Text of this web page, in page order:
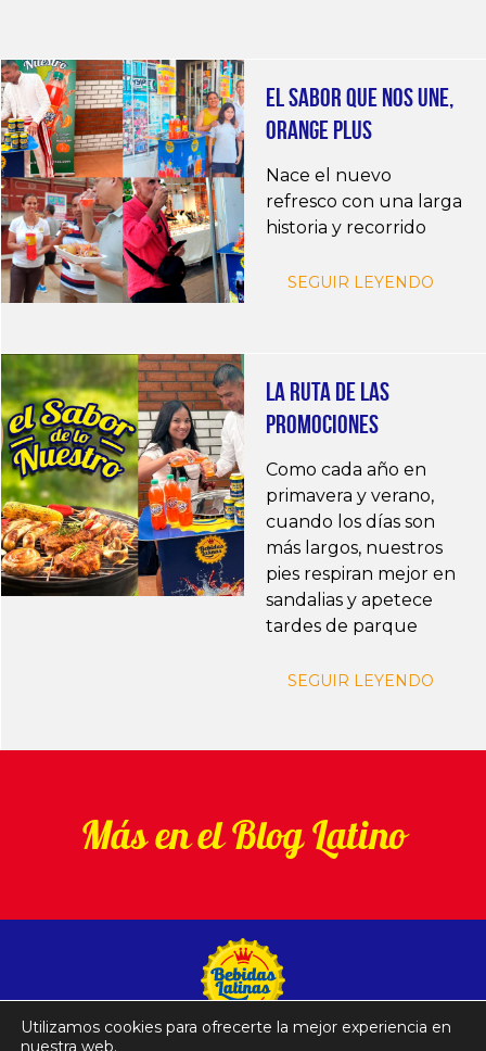
EL SABOR QUE NOS UNE,
ORANGE PLUS
Nace el nuevo
refresco con una larga
historia y recorrido
SEGUIR LEYENDO
LA RUTA DE LAS
PROMOCIONES
Como cada año en
primavera y verano,
cuando los días son
más largos, nuestros
pies respiran mejor en
sandalias y apetece
tardes de parque
SEGUIR LEYENDO
Más en el Blog Latino
Utilizamos cookies para ofrecerte la mejor experiencia en
nuestra web.